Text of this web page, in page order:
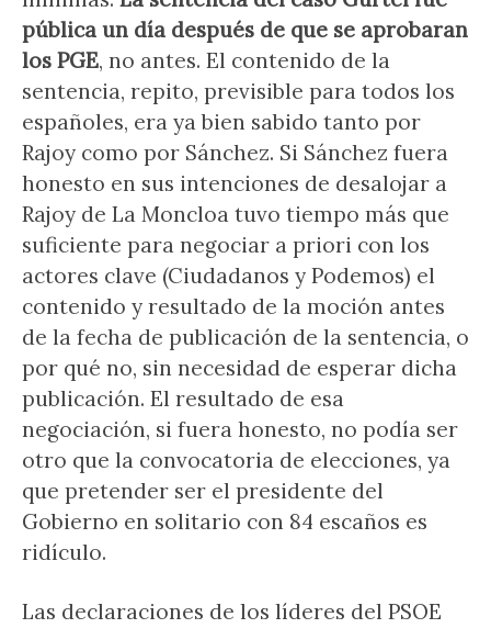
pública un día después de que se aprobaran
los PGE, no antes. El contenido de la
sentencia, repito, previsible para todos los
españoles, era ya bien sabido tanto por
Rajoy como por Sánchez. Si Sánchez fuera
honesto en sus intenciones de desalojar a
Rajoy de La Moncloa tuvo tiempo más que
suficiente para negociar a priori con los
actores clave (Ciudadanos y Podemos) el
contenido y resultado de la moción antes
de la fecha de publicación de la sentencia, o
por qué no, sin necesidad de esperar dicha
publicación. El resultado de esa
negociación, si fuera honesto, no podía ser
otro que la convocatoria de elecciones, ya
que pretender ser el presidente del
Gobierno en solitario con 84 escaños es
ridículo.
Las declaraciones de los líderes del PSOE